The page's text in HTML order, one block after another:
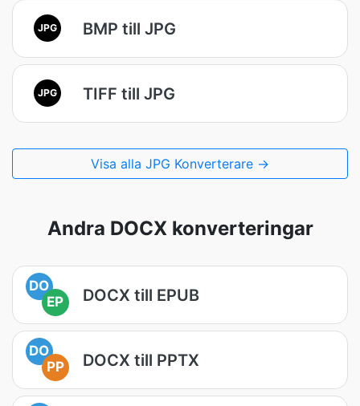
JPG BMP till JPG
JPG TIFF till JPG
Visa alla JPG Konverterare →
Andra DOCX konverteringar
DO
EP
DOCX till EPUB
DO
PP
DOCX till PPTX